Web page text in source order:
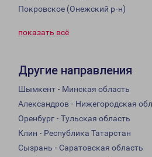
Покровское (Онежский р-н)
показать всё
Другие направления
Шымкент - Минская область
Александров - Нижегородская
Оренбург - Тульская область
Клин - Республика Татарстан
Сызрань - Саратовская область